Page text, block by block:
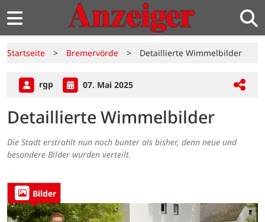
Startseite > Bremervörde > Detaillierte Wimmelbilder
rgp 07. Mai 2025
Detaillierte Wimmelbilder
Die Stadt erstrahlt nun noch bunter als bisher, denn neue und
besondere Bilder wurden verteilt.
Bilder